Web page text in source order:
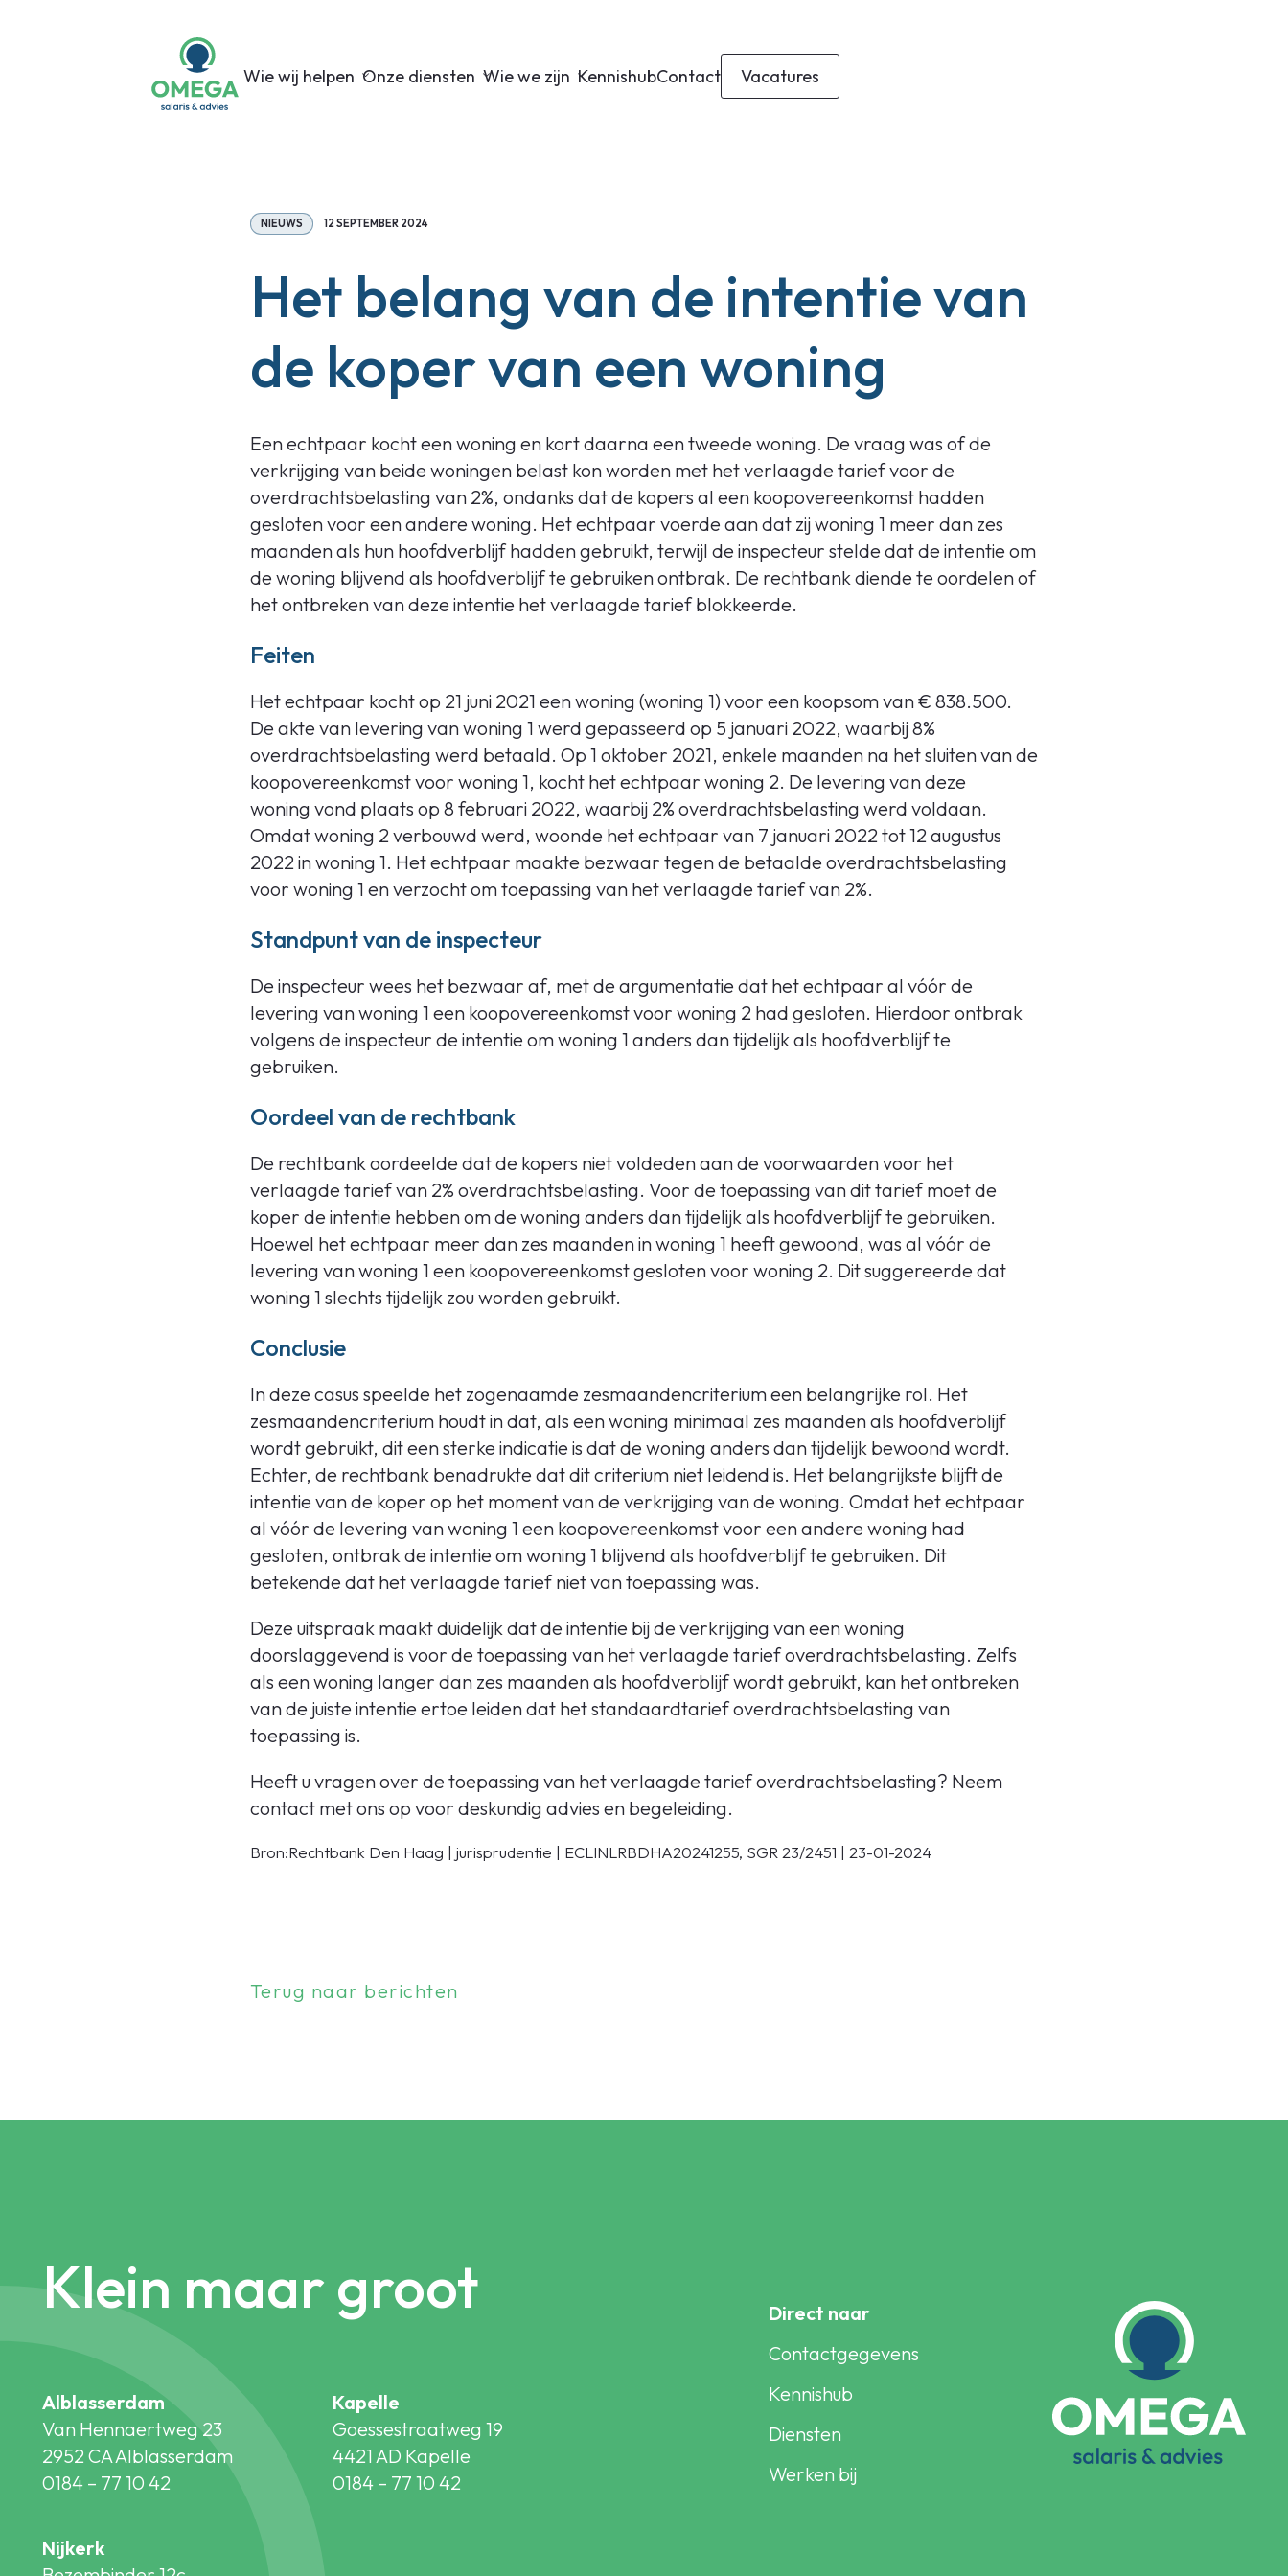
Wie wij helpen Onze diensten Wie we zijn KennishubContact Vacatures
NIEUWS 12 SEPTEMBER 2024
Het belang van de intentie van
de koper van een woning
Een echtpaar kocht een woning en kort daarna een tweede woning. De vraag was of de
verkrijging van beide woningen belast kon worden met het verlaagde tarief voor de
overdrachtsbelasting van 2%, ondanks dat de kopers al een koopovereenkomst hadden
gesloten voor een andere woning. Het echtpaar voerde aan dat zij woning 1 meer dan zes
maanden als hun hoofdverblijf hadden gebruikt, terwijl de inspecteur stelde dat de intentie om
de woning blijvend als hoofdverblijf te gebruiken ontbrak. De rechtbank diende te oordelen of
het ontbreken van deze intentie het verlaagde tarief blokkeerde.
Feiten
Het echtpaar kocht op 21 juni 2021 een woning (woning 1) voor een koopsom van € 838.500.
De akte van levering van woning 1 werd gepasseerd op 5 januari 2022, waarbij 8%
overdrachtsbelasting werd betaald. Op 1 oktober 2021, enkele maanden na het sluiten van de
koopovereenkomst voor woning 1, kocht het echtpaar woning 2. De levering van deze
woning vond plaats op 8 februari 2022, waarbij 2% overdrachtsbelasting werd voldaan.
Omdat woning 2 verbouwd werd, woonde het echtpaar van 7 januari 2022 tot 12 augustus
2022 in woning 1. Het echtpaar maakte bezwaar tegen de betaalde overdrachtsbelasting
voor woning 1 en verzocht om toepassing van het verlaagde tarief van 2%.
Standpunt van de inspecteur
De inspecteur wees het bezwaar af, met de argumentatie dat het echtpaar al vóór de
levering van woning 1 een koopovereenkomst voor woning 2 had gesloten. Hierdoor ontbrak
volgens de inspecteur de intentie om woning 1 anders dan tijdelijk als hoofdverblijf te
gebruiken.
Oordeel van de rechtbank
De rechtbank oordeelde dat de kopers niet voldeden aan de voorwaarden voor het
verlaagde tarief van 2% overdrachtsbelasting. Voor de toepassing van dit tarief moet de
koper de intentie hebben om de woning anders dan tijdelijk als hoofdverblijf te gebruiken.
Hoewel het echtpaar meer dan zes maanden in woning 1 heeft gewoond, was al vóór de
levering van woning 1 een koopovereenkomst gesloten voor woning 2. Dit suggereerde dat
woning 1 slechts tijdelijk zou worden gebruikt.
Conclusie
In deze casus speelde het zogenaamde zesmaandencriterium een belangrijke rol. Het
zesmaandencriterium houdt in dat, als een woning minimaal zes maanden als hoofdverblijf
wordt gebruikt, dit een sterke indicatie is dat de woning anders dan tijdelijk bewoond wordt.
Echter, de rechtbank benadrukte dat dit criterium niet leidend is. Het belangrijkste blijft de
intentie van de koper op het moment van de verkrijging van de woning. Omdat het echtpaar
al vóór de levering van woning 1 een koopovereenkomst voor een andere woning had
gesloten, ontbrak de intentie om woning 1 blijvend als hoofdverblijf te gebruiken. Dit
betekende dat het verlaagde tarief niet van toepassing was.
Deze uitspraak maakt duidelijk dat de intentie bij de verkrijging van een woning
doorslaggevend is voor de toepassing van het verlaagde tarief overdrachtsbelasting. Zelfs
als een woning langer dan zes maanden als hoofdverblijf wordt gebruikt, kan het ontbreken
van de juiste intentie ertoe leiden dat het standaardtarief overdrachtsbelasting van
toepassing is.
Heeft u vragen over de toepassing van het verlaagde tarief overdrachtsbelasting? Neem
contact met ons op voor deskundig advies en begeleiding.
Bron:Rechtbank Den Haag | jurisprudentie | ECLINLRBDHA20241255, SGR 23/2451 | 23-01-2024
Terug naar berichten
Klein maar groot
Alblasserdam
Van Hennaertweg 23
2952 CA Alblasserdam
0184 – 77 10 42
Kapelle
Goessestraatweg 19
4421 AD Kapelle
0184 – 77 10 42
Nijkerk
Direct naar
Contactgegevens
Kennishub
Diensten
Werken bij